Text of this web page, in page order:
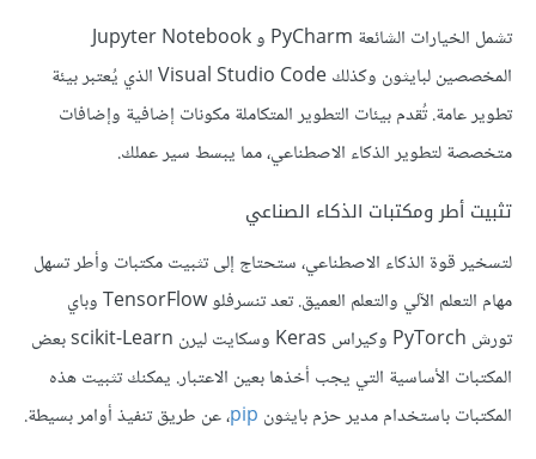
تشمل الخيارات الشائعة PyCharm و Jupyter Notebook
المخصصين لبايثون وكذلك Visual Studio Code الذي يُعتبر بيئة
تطوير عامة. تُقدم بيئات التطوير المتكاملة مكونات إضافية وإضافات
متخصصة لتطوير الذكاء الاصطناعي، مما يبسط سير عملك.
تثبيت أطر ومكتبات الذكاء الصناعي
لتسخير قوة الذكاء الاصطناعي، ستحتاج إلى تثبيت مكتبات وأطر تسهل
مهام التعلم الآلي والتعلم العميق. تعد تنسرفلو TensorFlow وباي
تورش PyTorch وكيراس Keras وسكايت ليرن scikit-Learn بعض
المكتبات الأساسية التي يجب أخذها بعين الاعتبار. يمكنك تثبيت هذه
المكتبات باستخدام مدير حزم بايثون pip، عن طريق تنفيذ أوامر بسيطة.